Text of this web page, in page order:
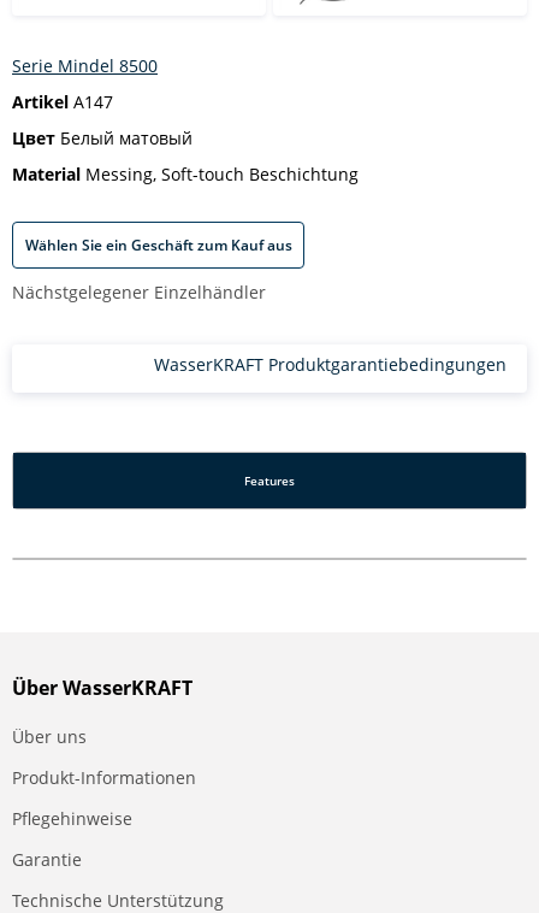
Serie Mindel 8500
Artikel A147
Цвет Белый матовый
Material Messing, Soft-touch Beschichtung
Wählen Sie ein Geschäft zum Kauf aus
Nächstgelegener Einzelhändler
WasserKRAFT Produktgarantiebedingungen
Features
Über WasserKRAFT
Über uns
Produkt-Informationen
Pflegehinweise
Garantie
Technische Unterstützung